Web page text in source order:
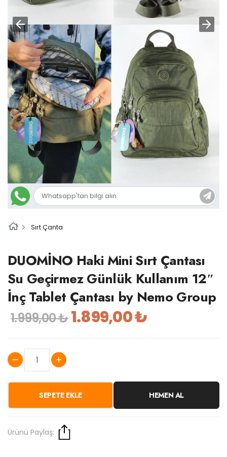
Sırt Çanta
DUOMİNO Haki Mini Sırt Çantası
Su Geçirmez Günlük Kullanım 12″
İnç Tablet Çantası by Nemo Group
1.999,00 ₺1.899,00 ₺
SEPETE EKLE HEMEN AL
Ürünü Paylaş: